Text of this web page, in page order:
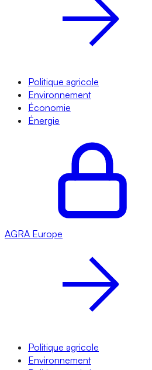
Politique agricole
Environnement
Économie
Énergie
AGRA Europe
Politique agricole
Environnement